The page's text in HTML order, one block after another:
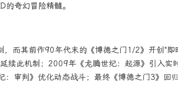
奇幻冒险精髓。
，而其前作90年代末的《博德之门1/2》开创"即
续此机制；2009年《龙腾世纪：起源》引入实
审判》优化动态战斗；最终《博德之门3》回